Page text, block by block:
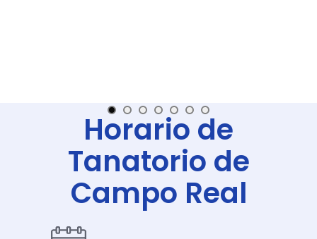
Horario de
Tanatorio de
Campo Real